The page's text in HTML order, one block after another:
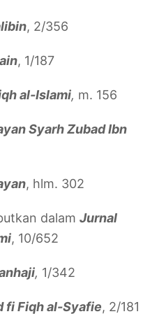
, 2/356
, 1/187
al-Islami, m. 156
Syarh Zubad Ibn
, hlm. 302
dalamJurnal
, 10/652
, 1/342
fi Fiqh al-Syafie, 2/181